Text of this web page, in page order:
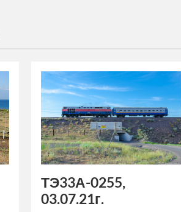
ТЭ33А-0255,
03.07.21г.